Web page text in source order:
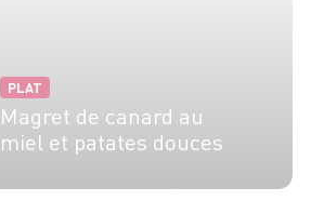
PLAT
Magret de canard au
miel et patates douces